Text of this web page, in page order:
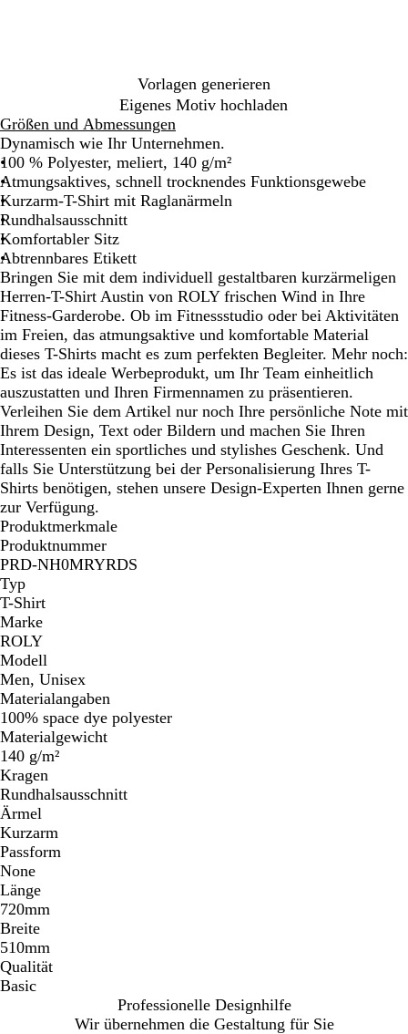
e
r
t
l
i
e
r
t
l
i
e
r
t
Vorlagen generieren
Eigenes Motiv hochladen
Größen und Abmessungen
Dynamisch wie Ihr Unternehmen.
100 % Polyester, meliert, 140 g/m²
Atmungsaktives, schnell trocknendes Funktionsgewebe
Kurzarm-T-Shirt mit Raglanärmeln
Rundhalsausschnitt
Komfortabler Sitz
Abtrennbares Etikett
Bringen Sie mit dem individuell gestaltbaren kurzärmeligen
Herren-T-Shirt Austin von ROLY frischen Wind in Ihre
Fitness-Garderobe. Ob im Fitnessstudio oder bei Aktivitäten
im Freien, das atmungsaktive und komfortable Material
dieses T-Shirts macht es zum perfekten Begleiter. Mehr noch:
Es ist das ideale Werbeprodukt, um Ihr Team einheitlich
auszustatten und Ihren Firmennamen zu präsentieren.
Verleihen Sie dem Artikel nur noch Ihre persönliche Note mit
Ihrem Design, Text oder Bildern und machen Sie Ihren
Interessenten ein sportliches und stylishes Geschenk. Und
falls Sie Unterstützung bei der Personalisierung Ihres T-
Shirts benötigen, stehen unsere Design-Experten Ihnen gerne
zur Verfügung.
Produktmerkmale
Produktnummer
PRD-NH0MRYRDS
Typ
T-Shirt
Marke
ROLY
Modell
Men, Unisex
Materialangaben
100% space dye polyester
Materialgewicht
140 g/m²
Kragen
Rundhalsausschnitt
Ärmel
Kurzarm
Passform
None
Länge
720mm
Breite
510mm
Qualität
Basic
Professionelle Designhilfe
Wir übernehmen die Gestaltung für Sie